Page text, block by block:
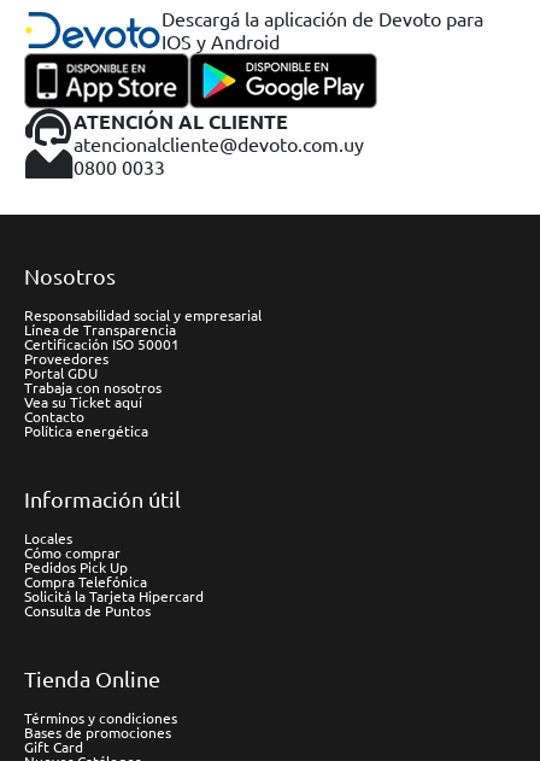
Descargá la aplicación de Devoto para
IOS y Android
ATENCIÓN AL CLIENTE
atencionalcliente@devoto.com.uy
0800 0033
Nosotros
Responsabilidad social y empresarial
Línea de Transparencia
Certificación ISO 50001
Proveedores
Portal GDU
Trabaja con nosotros
Vea su Ticket aquí
Contacto
Política energética
Información útil
Locales
Cómo comprar
Pedidos Pick Up
Compra Telefónica
Solicitá la Tarjeta Hipercard
Consulta de Puntos
Tienda Online
Términos y condiciones
Bases de promociones
Gift Card